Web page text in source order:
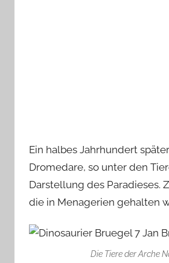
Ein halbes Jahrhundert
Dromedare, so unter den
Darstellung des Paradieses.
die in Menagerien gehalten
Die Tiere der Arche